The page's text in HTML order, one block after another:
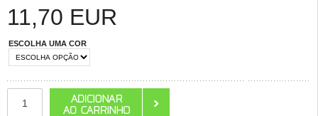
11,70 EUR
ESCOLHA UMA COR